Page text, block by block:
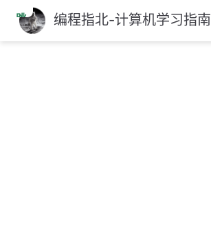
跳
编程指北-计算机学习指南